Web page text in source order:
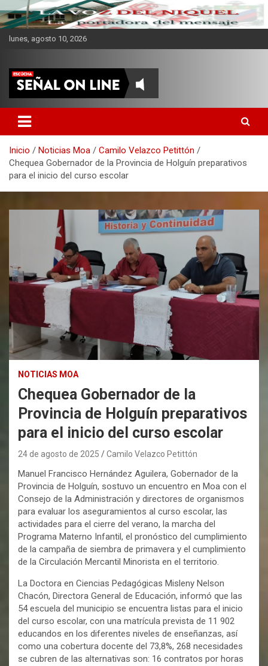
lunes, agosto 10, 2026
CMKV La Portadora del
Mensaje
Inicio Noticias Moa
Camilo Velazco Petittón
Chequea Gobernador de la Provincia de Holguín preparativos
para el inicio del curso escolar
NOTICIAS MOA
Chequea Gobernador de la
Provincia de Holguín preparativos
para el inicio del curso escolar
24 de agosto de 2025 Camilo Velazco Petittón
Manuel Francisco Hernández Aguilera, Gobernador de la
Provincia de Holguín, sostuvo un encuentro en Moa con el
Consejo de la Administración y directores de organismos
para evaluar los aseguramientos al curso escolar, las
actividades para el cierre del verano, la marcha del
Programa Materno Infantil, el pronóstico del cumplimiento
de la campaña de siembra de primavera y el cumplimiento
de la Circulación Mercantil Minorista en el territorio.
La Doctora en Ciencias Pedagógicas Misleny Nelson
Chacón, Directora General de Educación, informó que las
54 escuela del municipio se encuentra listas para el inicio
del curso escolar, con una matrícula prevista de 11 902
educandos en los diferentes niveles de enseñanzas, así
como una cobertura docente del 73,8%, 268 necesidades
se cubren de las alternativas son: 16 contratos por horas